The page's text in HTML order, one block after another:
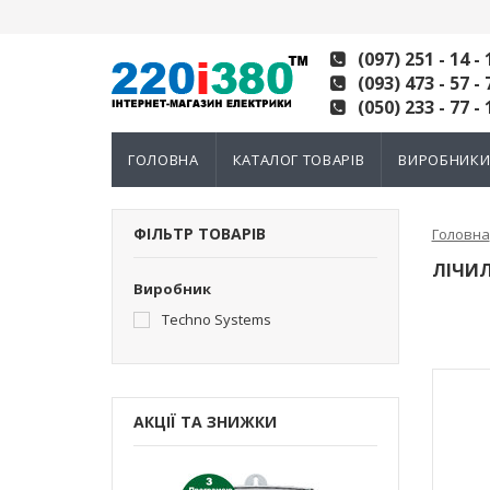
(097) 251 - 14 -
(093) 473 - 57 -
(050) 233 - 77 -
ГОЛОВНА КАТАЛОГ ТОВАРІВ ВИРОБНИКИ
ФІЛЬТР ТОВАРІВ
Виробник
Techno Systems
АКЦІЇ ТА ЗНИЖКИ
Головна